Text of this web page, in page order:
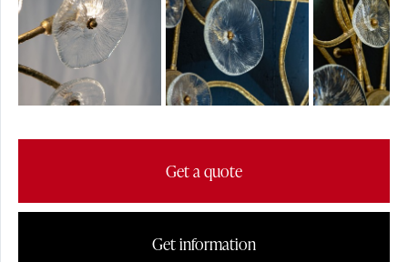
НАСТОЛЬНЫЕ
ЛАМПЫ
ПРОЕКТЫ
ОБЗОР ПРЕССЫ
Get a quote
Get information